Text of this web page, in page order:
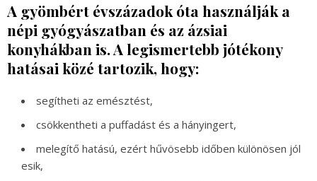
A gyömbért évszázadok óta használják a
népi gyógyászatban és az ázsiai
konyhákban is. A legismertebb jótékony
hatásai közé tartozik, hogy:
segítheti az emésztést,
csökkentheti a puffadást és a hányingert,
melegítő hatású, ezért hűvösebb időben különösen jól
esik,